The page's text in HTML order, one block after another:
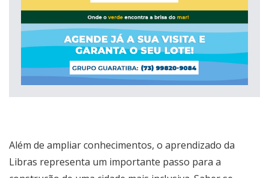
Além de ampliar conhecimentos, o aprendizado da
Libras representa um importante passo para a